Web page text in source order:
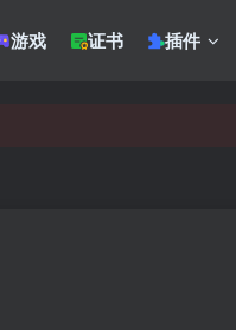
游戏 证书 插件